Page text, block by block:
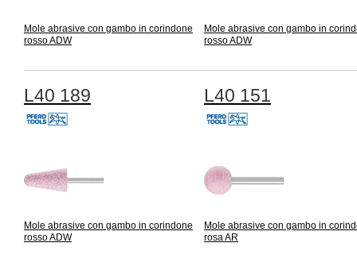
Mole abrasive con gambo in corindone
rosso ADW
Mole abrasive con gambo in
rosso ADW
L40 189
Mole abrasive con gambo in corindone
rosso ADW
L40 151
Mole abrasive con gambo in
rosa AR